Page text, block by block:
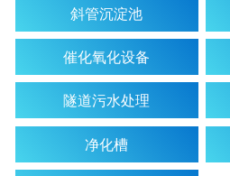
斜管沉淀池
催化氧化设备
隧道污水处理
净化槽